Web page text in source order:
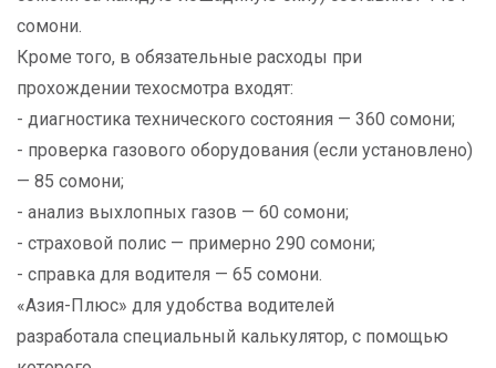
сомони.
Кроме того, в обязательные расходы при
прохождении техосмотра входят:
- диагностика технического состояния — 360 сомони;
- проверка газового оборудования (если установлено)
— 85 сомони;
- анализ выхлопных газов — 60 сомони;
- страховой полис — примерно 290 сомони;
- справка для водителя — 65 сомони.
«Азия-Плюс» для удобства водителей
разработала специальный калькулятор, с помощью